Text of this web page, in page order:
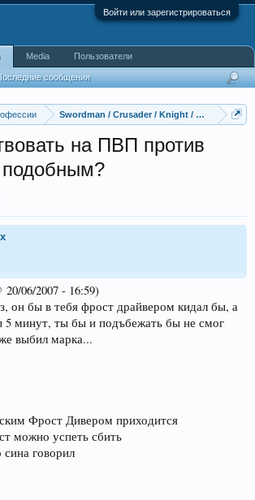
Войти или зарегистрироваться
Swordman / Crusader / Knight / Paladin /
на ПВП против
06/2007 - 16:59)
он бы в тебя фрост драйвером кидал бы, а
5 минут, ты бы и подъбежать бы не смог
выбил марка...
Фрост Дивером приходится
можно успеть сбить
говорил
сообщения
Media Пользователи